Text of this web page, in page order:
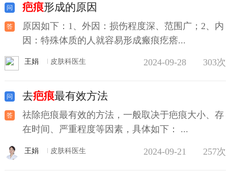
疤痕形成的原因
原因如下：1、外因：损伤程度深、范围广；2、内
因：特殊体质的人就容易形成瘢痕疙瘩...
王娟 皮肤科医生 2024-09-28 303次
去疤痕最有效方法
祛除疤痕最有效的方法，一般取决于疤痕大小、存
在时间、严重程度等因素，具体如下： ...
王娟 皮肤科医生 2024-09-21 257次